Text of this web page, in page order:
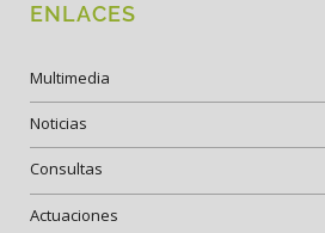
ENLACES
Multimedia
Noticias
Consultas
Actuaciones